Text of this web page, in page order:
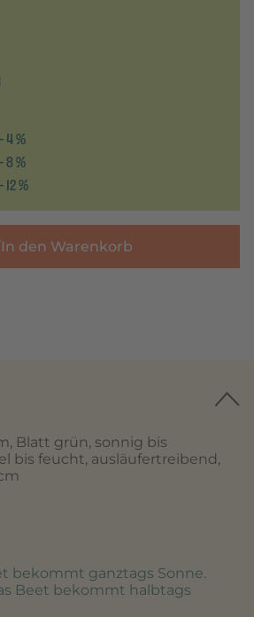
-4%
-8%
-12%
In den Warenkorb
Blatt grün, sonnig bis
bis feucht, ausläufertreibend,
bekommt ganztags Sonne.
Beet bekommt halbtags